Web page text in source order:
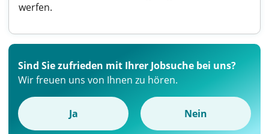
werfen.
Sind Sie zufrieden mit Ihrer Jobsuche bei uns?
Wir freuen uns von Ihnen zu hören.
Ja Nein